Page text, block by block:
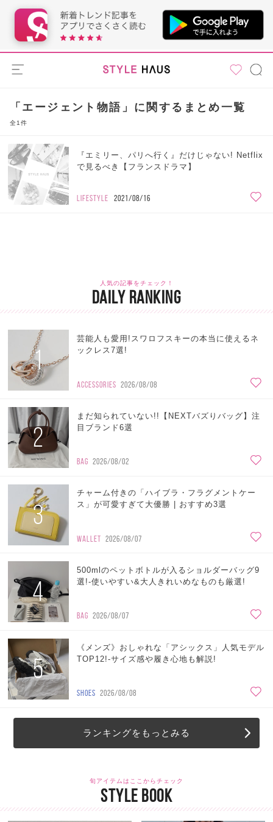
「エージェント物語」に関するまとめ一覧
全1件
『エミリー、パリへ行く』だけじゃない! Netflix
で見るべき【フランスドラマ】
LIFESTYLE 2021/08/16
人気の記事をチェック！
DAILY RANKING
1
芸能人も愛用!スワロフスキーの本当に使えるネ
ックレス7選!
ACCESSORIES 2026/08/08
2
まだ知られていない!!【NEXTバズりバッグ】注
目ブランド6選
BAG 2026/08/02
3
チャーム付きの「ハイブラ・フラグメントケー
ス」が可愛すぎて大優勝 | おすすめ3選
WALLET 2026/08/07
4
500mlのペットボトルが入るショルダーバッグ9
選!-使いやすい&大人きれいめなものも厳選!
BAG 2026/08/07
5
《メンズ》おしゃれな「アシックス」人気モデル
TOP12!-サイズ感や履き心地も解説!
SHOES 2026/08/08
ランキングをもっとみる
旬アイテムはここからチェック
STYLE BOOK